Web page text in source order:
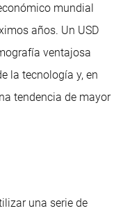
mundial
años. Un USD
ventajosa
la tecnología y, en
tendencia de mayor
una serie de